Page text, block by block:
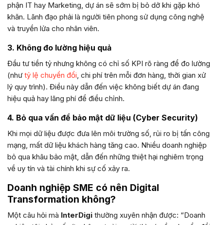
phận IT hay Marketing, dự án sẽ sớm bị bỏ dở khi gặp khó
khăn. Lãnh đạo phải là người tiên phong sử dụng công nghệ
và truyền lửa cho nhân viên.
3. Không đo lường hiệu quả
Đầu tư tiền tỷ nhưng không có chỉ số KPI rõ ràng để đo lường
(như tỷ lệ chuyển đổi, chi phí trên mỗi đơn hàng, thời gian xử
lý quy trình). Điều này dẫn đến việc không biết dự án đang
hiệu quả hay lãng phí để điều chỉnh.
4. Bỏ qua vấn đề bảo mật dữ liệu (Cyber Security)
Khi mọi dữ liệu được đưa lên môi trường số, rủi ro bị tấn công
mạng, mất dữ liệu khách hàng tăng cao. Nhiều doanh nghiệp
bỏ qua khâu bảo mật, dẫn đến những thiệt hại nghiêm trọng
về uy tín và tài chính khi sự cố xảy ra.
Doanh nghiệp SME có nên Digital
Transformation không?
Một câu hỏi mà InterDigi thường xuyên nhận được: “Doanh